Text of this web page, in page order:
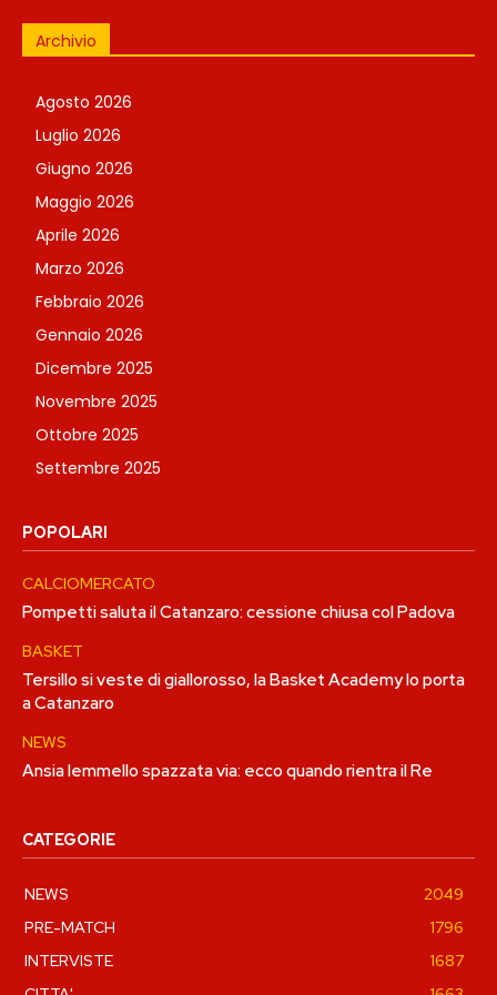
Archivio
Agosto 2026
Luglio 2026
Giugno 2026
Maggio 2026
Aprile 2026
Marzo 2026
Febbraio 2026
Gennaio 2026
Dicembre 2025
Novembre 2025
Ottobre 2025
Settembre 2025
POPOLARI
CALCIOMERCATO
Pompetti saluta il Catanzaro: cessione chiusa col Padova
BASKET
Tersillo si veste di giallorosso, la Basket Academy lo porta
a Catanzaro
NEWS
Ansia Iemmello spazzata via: ecco quando rientra il Re
CATEGORIE
NEWS
2049
PRE-MATCH
1796
INTERVISTE
1687